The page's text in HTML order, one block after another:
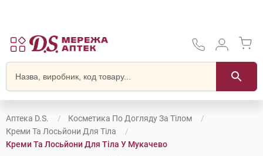
Аптека D.S.
Косметика По Догляду За Тілом
Креми Та Лосьйони Для Тіла
Креми Та Лосьйони Для Тіла У Мукачево